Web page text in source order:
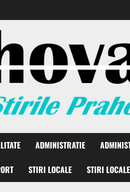
ADMINISTRATIE
STIRI LOCALE STIRI LOCALE